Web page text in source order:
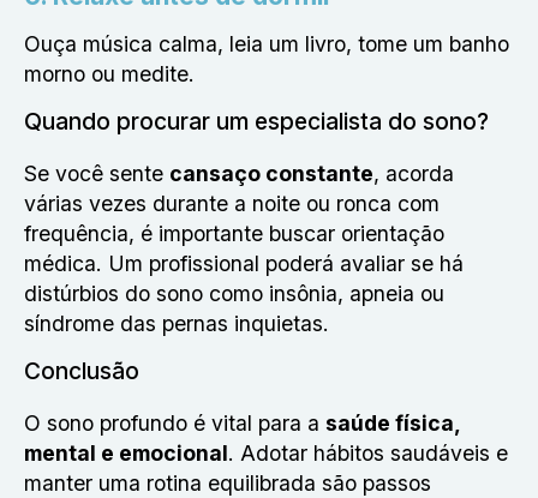
Ouça música calma, leia um livro, tome um banho
morno ou medite.
Quando procurar um especialista do sono?
Se você sente cansaço constante, acorda
várias vezes durante a noite ou ronca com
frequência, é importante buscar orientação
médica. Um profissional poderá avaliar se há
distúrbios do sono como insônia, apneia ou
síndrome das pernas inquietas.
Conclusão
O sono profundo é vital para a saúde física,
mental e emocional. Adotar hábitos saudáveis e
manter uma rotina equilibrada são passos